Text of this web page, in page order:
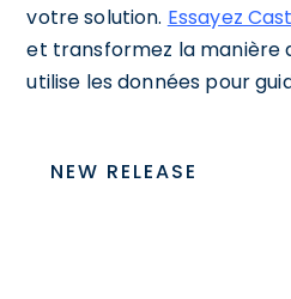
votre solution. Essayez
et transformez la manière
utilise les données pour
NEW RELEASE